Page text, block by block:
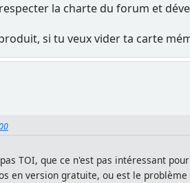
la charte du forum et
si tu veux vider ta carte
TOI, que ce n'est pas intéressant
en version gratuite, ou est le problème